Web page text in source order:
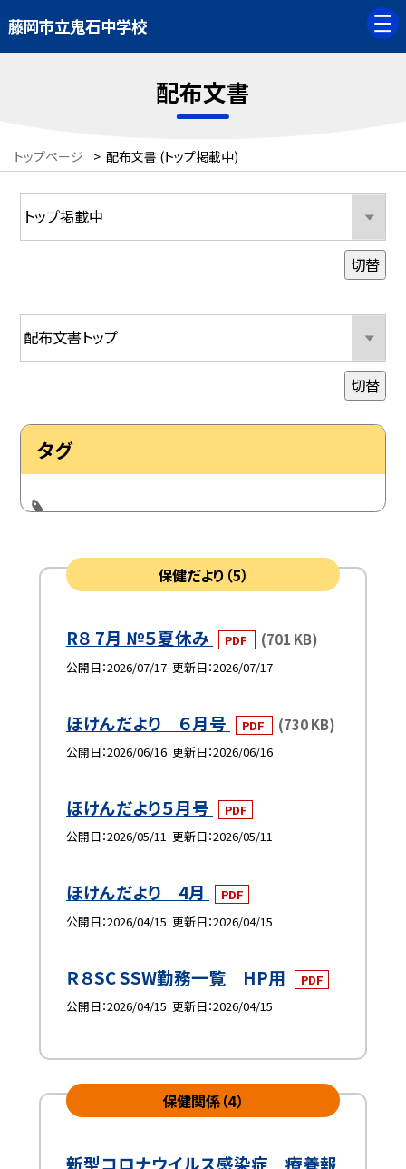
藤岡市立鬼石中学校
配布文書
トップページ > 配布文書 (トップ掲載中)
切替
切替
タグ
保健だより（5）
R８ 7月 №５夏休み PDF (701 KB)
公開日 2026/07/17 更新日 2026/07/17
ほけんだより ６月号 PDF (730 KB)
公開日 2026/06/16 更新日 2026/06/16
ほけんだより５月号
PDF
公開日 2026/05/11 更新日 2026/05/11
ほけんだより 4月
PDF
公開日 2026/04/15 更新日 2026/04/15
Ｒ８SC SSW勤務一覧 HP用
PDF
公開日 2026/04/15 更新日 2026/04/15
保健関係（4）
新型コロナウイルス感染症 療養報